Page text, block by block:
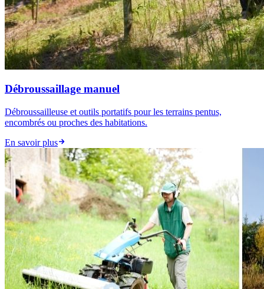
Débroussaillage manuel
Débroussailleuse et outils portatifs pour les terrains pentus,
encombrés ou proches des habitations.
En savoir plus